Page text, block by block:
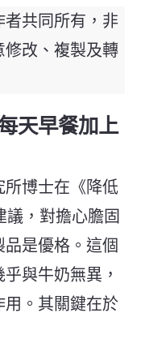
者共同所有，非
修改、複製及轉
天早餐加上
所博士在《降低
議，對擔心膽固
是優格。這個
與牛奶無異，
用。其關鍵在於